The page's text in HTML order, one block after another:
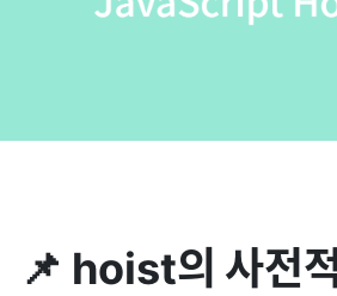
📌 hoist의 사전